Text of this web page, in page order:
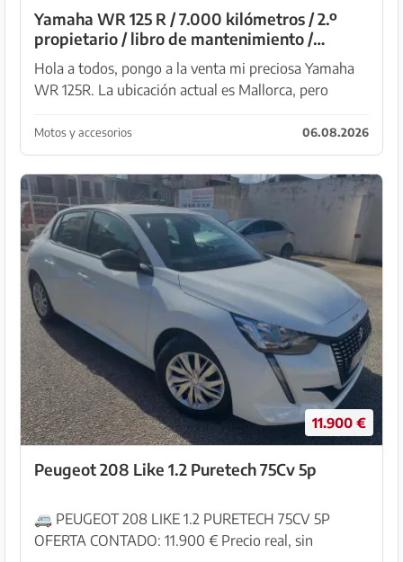
Yamaha WR 125 R / 7.000 kilómetros / 2.º
propietario / libro de mantenimiento /
Mallorca
Hola a todos, pongo a la venta mi preciosa Yamaha
WR 125R. La ubicación actual es Mallorca, pero
sido más cuidada que utilizada. Lamentablemente
est...
Motos y accesorios 06.08.2026
11.900 €
Peugeot 208 Like 1.2 Puretech 75Cv 5p
🚐 PEUGEOT 208 LIKE 1.2 PURETECH 75CV 5P
OFERTA CONTADO: 11.900 € Precio real, sin